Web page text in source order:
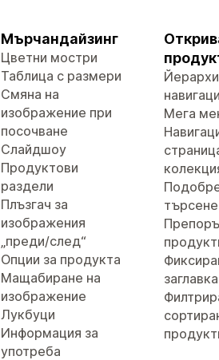
Мърчандайзинг
Цветни мостри
Таблица с размери
Смяна на
изображение при
посочване
Слайдшоу
Продуктови
раздели
Плъзгач за
изображения
„преди/след“
Опции за продукта
Мащабиране на
изображение
Лукбуци
Информация за
употреба
Мега
търсене
заглавка